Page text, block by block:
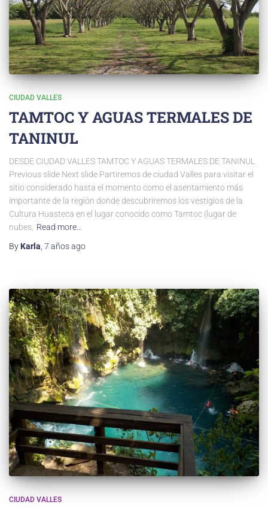
CIUDAD VALLES
TAMTOC Y AGUAS TERMALES DE
TANINUL
DESDE CIUDAD VALLES TAMTOC Y AGUAS TERMALES DE TANINUL
Previous slide Next slide Partiremos de ciudad Valles para visitar el
sitio considerado hasta el momento como el asentamiento más
importante de la región donde descubriremos los vestigios de la
Cultura Huasteca en el lugar conocido como Tamtoc (lugar de
nubes, Read more…
By Karla, 7 añosago
CIUDAD VALLES